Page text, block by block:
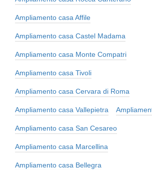
Ampliamento casa Affile
Ampliamento casa Castel Madama
Ampliamento casa Monte Compatri
Ampliamento casa Tivoli
Ampliamento casa Cervara di Roma
Ampliamento casa Vallepietra
Ampliamento casa San Cesareo
Ampliamento casa Marcellina
Ampliamento casa Bellegra